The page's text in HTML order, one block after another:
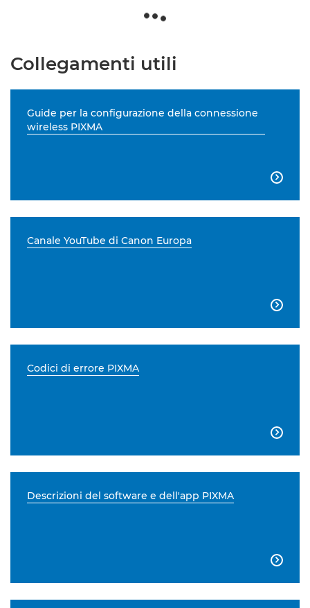
Collegamenti utili
Guide per la configurazione della connessione
wireless PIXMA

Canale YouTube di Canon Europa

Codici di errore PIXMA

Descrizioni del software e dell'app PIXMA
